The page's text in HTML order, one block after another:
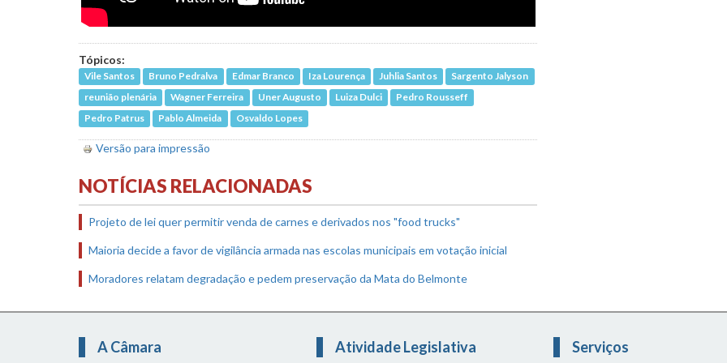
Tópicos:
Vile Santos Bruno Pedralva Edmar Branco Iza Lourença Juhlia Santos
Sargento Jalyson
reunião plenária
Wagner Ferreira Uner Augusto Luiza Dulci
Pedro Rousseff
Pedro Patrus
Pablo Almeida Osvaldo Lopes
Versão para impressão
NOTÍCIAS RELACIONADAS
Projeto de lei quer permitir venda de carnes e derivados nos "food trucks"
Maioria decide a favor de vigilância armada nas escolas municipais em votação inicial
Moradores relatam degradação e pedem preservação da Mata do Belmonte
A Câmara Atividade Legislativa Serviços